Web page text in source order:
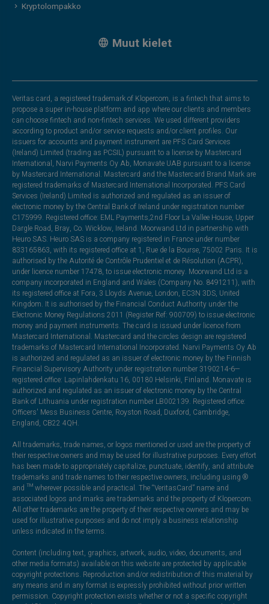
Kryptolompakko
Muut kielet
Veritas card, a registered trademark of Klopercom, is a fintech that aims to
propose a super in-house platform and app where our clients and members
can choose fintech and non-fintech services. We used different providers
according to product and/or service requests and/or client profiles. Our
issuers for accounts and payment instrument are PFS Card Services
(Ireland) Limited (trading as PCSIL) pursuant to a license by Mastercard
International, Narvi Payments Oy Ab, Monavate UAB pursuant to a license
by Mastercard International. Mastercard and the Mastercard Brand Mark are
registered trademarks of Mastercard International Incorporated. PFS Card
Services (Ireland) Limited is authorized and regulated as an issuer of
electronic money by the Central Bank of Ireland under registration number
C175999. Registered office: EML Payments,2nd Floor La Vallee House, Upper
Dargle Road, Bray, Co. Wicklow, Ireland. Moorwand Ltd in partnership with
Heuro SAS. Heuro SAS is a company registered in France under number
833165863, with its registered office at 1, Rue de la Bourse, 75002 Paris. It is
authorised by the Autorité de Contrôle Prudentiel et de Résolution (ACPR),
under licence number 17478, to issue electronic money. Moorwand Ltd is a
company incorporated in England and Wales (Company No. 8491211), with
its registered office at Fora, 3 Lloyds Avenue, London, EC3N 3DS, United
Kingdom. It is authorised by the Financial Conduct Authority under the
Electronic Money Regulations 2011 (Register Ref: 900709) to issue electronic
money and payment instruments. The card is issued under licence from
Mastercard International. Mastercard and the circles design are registered
trademarks of Mastercard International Incorporated. Narvi Payments Oy Ab
is authorized and regulated as an issuer of electronic money by the Finnish
Financial Supervisory Authority under registration number 3190214-6—
registered office: Lapinlahdenkatu 16, 00180 Helsinki, Finland. Monavate is
authorized and regulated as an issuer of electronic money by the Central
Bank of Lithuania under registration number LB002139. Registered office:
Officers' Mess Business Centre, Royston Road, Duxford, Cambridge,
England, CB22 4QH.
All trademarks, trade names, or logos mentioned or used are the property of
their respective owners and may be used for illustrative purposes. Every effort
has been made to appropriately capitalize, punctuate, identify, and attribute
trademarks and trade names to their respective owners, including using ®
and ™ wherever possible and practical. The “VeritasCard” name and
associated logos and marks are trademarks and the property of Klopercom.
All other trademarks are the property of their respective owners and may be
used for illustrative purposes and do not imply a business relationship
unless indicated in the terms.
Content (including text, graphics, artwork, audio, video, documents, and
other media formats) available on this website are protected by applicable
copyright protections. Reproduction and/or redistribution of this material by
any means and in any format is expressly prohibited without prior written
permission. Copyright protection exists whether or not a specific copyright